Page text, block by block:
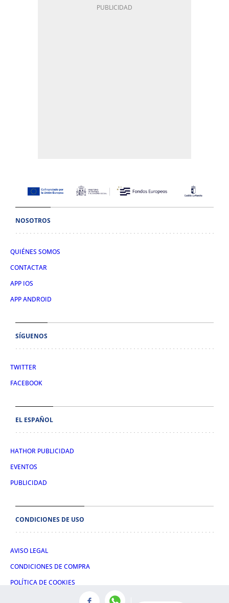
NOSOTROS
QUIÉNES SOMOS
CONTACTAR
APP IOS
APP ANDROID
SÍGUENOS
TWITTER
FACEBOOK
EL ESPAÑOL
HATHOR PUBLICIDAD
EVENTOS
PUBLICIDAD
CONDICIONES DE USO
AVISO LEGAL
CONDICIONES DE COMPRA
POLÍTICA DE COOKIES